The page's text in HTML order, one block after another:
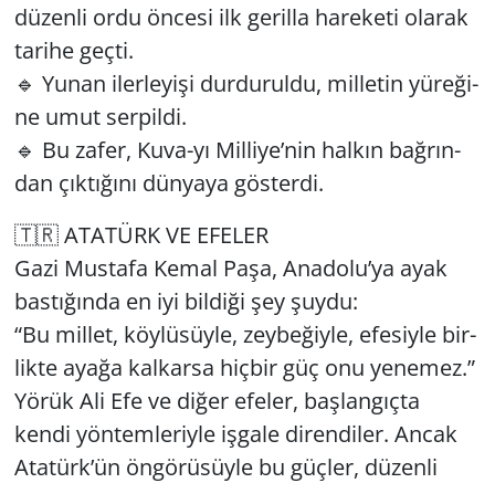
dü­zen­li ordu ön­ce­si ilk ge­ril­la ha­re­ke­ti ola­rak
ta­ri­he geçti.
🔹 Yunan iler­le­yi­şi dur­du­rul­du, mil­le­tin yü­re­ği­
ne umut ser­pil­di.
🔹 Bu zafer, Ku­va-yı Mil­li­ye’nin hal­kın bağ­rın­
dan çık­tı­ğı­nı dün­ya­ya gös­ter­di.
🇹🇷 ATA­TÜRK VE EFE­LER
Gazi Mus­ta­fa Kemal Paşa, Ana­do­lu’ya ayak
bas­tı­ğın­da en iyi bil­di­ği şey şuydu:
“Bu mil­let, köy­lü­süy­le, zey­be­ğiy­le, efe­siy­le bir­
lik­te ayağa kal­kar­sa hiç­bir güç onu ye­ne­mez.”
Yörük Ali Efe ve diğer efe­ler, baş­lan­gıç­ta
kendi yön­tem­le­riy­le iş­ga­le di­ren­di­ler. Ancak
Ata­türk’ün ön­gö­rü­süy­le bu güç­ler, dü­zen­li